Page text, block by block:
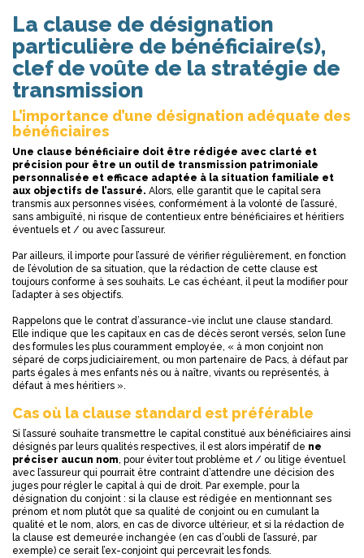
La clause de désignation
particulière de bénéficiaire(s),
clef de voûte de la stratégie de
transmission
L’importance d’une désignation adéquate des
bénéficiaires
Une clause bénéficiaire doit être rédigée avec clarté et
précision pour être un outil de transmission patrimoniale
personnalisée et efficace adaptée à la situation familiale et
aux objectifs de l’assuré. Alors, elle garantit que le capital sera
transmis aux personnes visées, conformément à la volonté de l’assuré,
sans ambiguïté, ni risque de contentieux entre bénéficiaires et héritiers
éventuels et / ou avec l’assureur.
Par ailleurs, il importe pour l’assuré de vérifier régulièrement, en fonction
de l’évolution de sa situation, que la rédaction de cette clause est
toujours conforme à ses souhaits. Le cas échéant, il peut la modifier pour
l’adapter à ses objectifs.
Rappelons que le contrat d’assurance-vie inclut une clause standard.
Elle indique que les capitaux en cas de décès seront versés, selon l’une
des formules les plus couramment employée, « à mon conjoint non
séparé de corps judiciairement, ou mon partenaire de Pacs, à défaut par
parts égales à mes enfants nés ou à naître, vivants ou représentés, à
défaut à mes héritiers ».
Cas où la clause standard est préférable
Si l’assuré souhaite transmettre le capital constitué aux bénéficiaires ainsi
désignés par leurs qualités respectives, il est alors impératif de ne
préciser aucun nom, pour éviter tout problème et / ou litige éventuel
avec l’assureur qui pourrait être contraint d’attendre une décision des
juges pour régler le capital à qui de droit. Par exemple, pour la
désignation du conjoint : si la clause est rédigée en mentionnant ses
prénom et nom plutôt que sa qualité de conjoint ou en cumulant la
qualité et le nom, alors, en cas de divorce ultérieur, et si la rédaction de
la clause est demeurée inchangée (en cas d’oubli de l’assuré, par
exemple) ce serait l’ex-conjoint qui percevrait les fonds.